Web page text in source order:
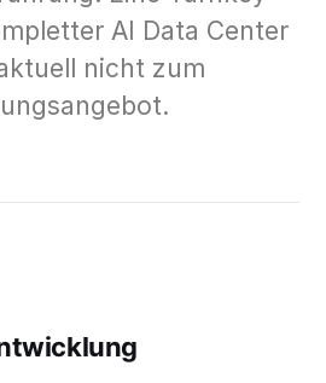
AI Data Center
nicht zum